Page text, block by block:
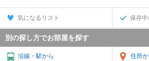
気になるリスト 保存
別の探し方でお部屋を探す
沿線・駅から 住所か